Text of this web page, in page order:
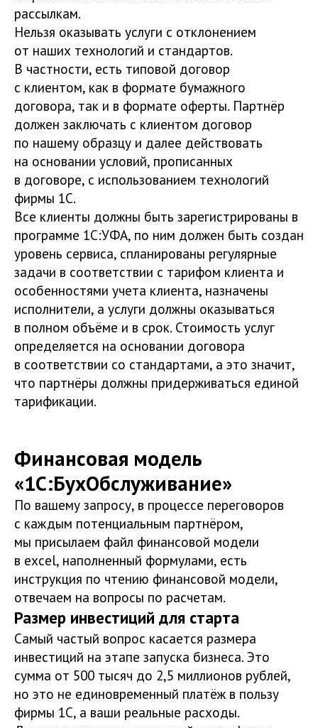
рассылкам.
Нельзя оказывать услуги с отклонением
от наших технологий и стандартов.
В частности, есть типовой договор
с клиентом, как в формате бумажного
договора, так и в формате оферты. Партнёр
должен заключать с клиентом договор
по нашему образцу и далее действовать
на основании условий, прописанных
в договоре, с использованием технологий
фирмы 1С.
Все клиенты должны быть зарегистрированы в
программе 1С:УФА, по ним должен быть создан
уровень сервиса, спланированы регулярные
задачи в соответствии с тарифом клиента и
особенностями учета клиента, назначены
исполнители, а услуги должны оказываться
в полном объёме и в срок. Стоимость услуг
определяется на основании договора
в соответствии со стандартами, а это значит,
что партнёры должны придерживаться единой
тарификации.
Финансовая модель
«1С:БухОбслуживание»
По вашему запросу, в процессе переговоров
с каждым потенциальным партнёром,
мы присылаем файл финансовой модели
в еxcel, наполненный формулами, есть
инструкция по чтению финансовой модели,
отвечаем на вопросы по расчетам.
Размер инвестиций для старта
Самый частый вопрос касается размера
инвестиций на этапе запуска бизнеса. Это
сумма от 500 тысяч до 2,5 миллионов рублей,
но это не единовременный платёж в пользу
фирмы 1С, а ваши реальные расходы.